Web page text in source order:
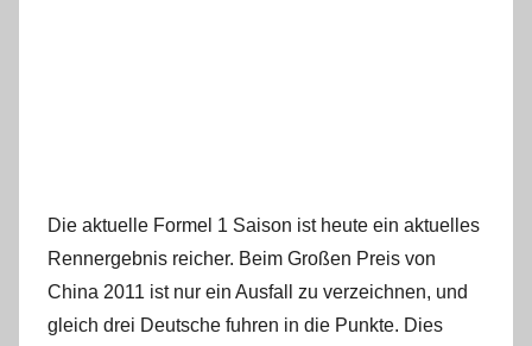
Die aktuelle Formel 1 Saison ist heute ein aktuelles
Rennergebnis reicher. Beim Großen Preis von
China 2011 ist nur ein Ausfall zu verzeichnen, und
gleich drei Deutsche fuhren in die Punkte. Dies